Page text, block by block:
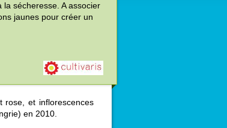
sécheresse. A associer
jaunes pour créer un
rose, et inflorescences
en 2010.